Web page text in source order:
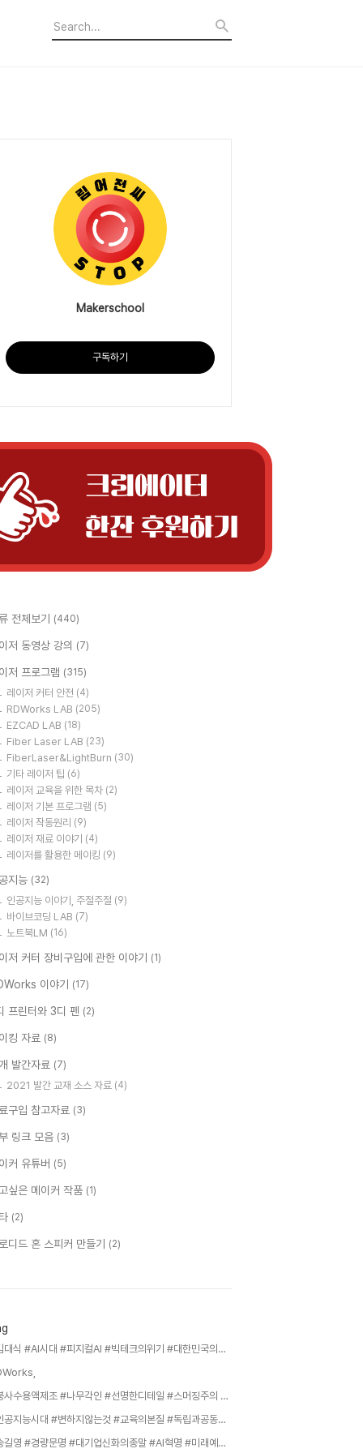
Makerschool
구독하기
전체보기 (440)
저 동영상 강의 (7)
저 프로그램 (315)
레이저 커터 안전 (4)
RDWorks LAB (205)
EZCAD LAB (18)
Fiber Laser LAB (23)
FiberLaser&LightBurn (30)
기타 레이저 팁 (6)
레이저 교육을 위한 목차 (2)
레이저 기본 프로그램 (5)
레이저 작동원리 (9)
레이저 재료 이야기 (4)
레이저를 활용한 메이킹 (9)
지능 (32)
인공지능 이야기, 주절주절 (9)
바이브코딩 LAB (7)
노트북LM (16)
저 커터 장비구입에 관한 이야기 (1)
이야기 (17)
프린터와 3디 펜 (2)
킹 자료 (8)
발간자료 (7)
2021 발간 교재 소스 자료 (4)
구입 참고자료 (3)
링크 모음 (3)
커 유튜버 (5)
싶은 메이커 작품 (1)
(2)
디드 혼 스피커 만들기 (2)
#김대식 #AI시대 #피지컬AI #빅테크의위기 #대한민국의기회 #챗GPT #검색에서대화로 #제조업혁명 #바이브코딩 #지식인사이드,
#붕사수용액제조 #나무각인 #선명한디테일 #스머징주의 #투명코팅마감,
#인공지능시대 #변하지않는것 #교육의본질 #독립과공동체 #기초과학과인문학 #김상욱교수,
#송길영 #경량문명 #대기업신화의종말 #AI혁명 #미래예측 #구조조정 #커리어전략 #1인기업 #지식인사이드 #생존전략,